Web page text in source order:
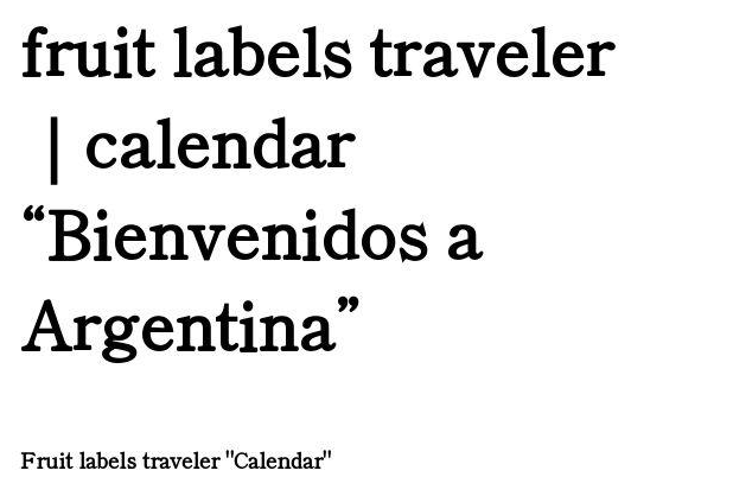
fruit labels traveler
｜calendar
“Bienvenidos a
Argentina”
Fruit labels traveler "Calendar"